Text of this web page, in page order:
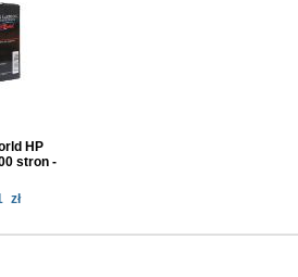
HP
stron -
zł